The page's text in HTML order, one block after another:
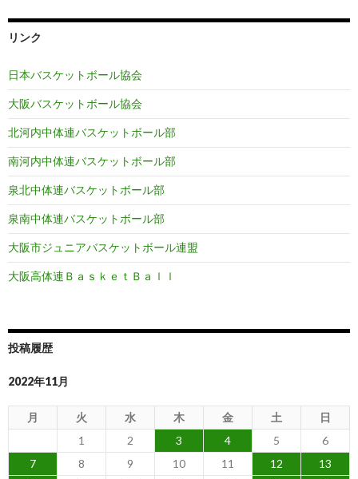
リンク
日本バスケットボール協会
大阪バスケットボール協会
北河内中体連バスケットボール部
南河内中体連バスケットボール部
泉北中体連バスケットボール部
泉南中体連バスケットボール部
大阪市ジュニアバスケットボール連盟
大阪高体連ＢａｓｋｅｔＢａｌｌ
投稿履歴
2022年11月
月 火 水 木 金 土
日
1
2 3 4 5
6
7
8 9 10 11 12
13